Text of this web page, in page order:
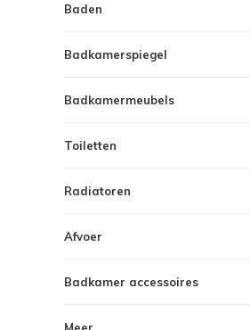
Baden
Badkamerspiegel
Badkamermeubels
Toiletten
Radiatoren
Afvoer
Badkamer accessoires
Meer....